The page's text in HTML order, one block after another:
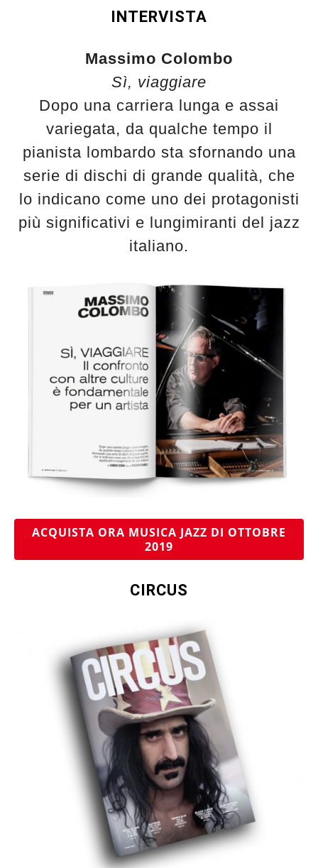
INTERVISTA
Massimo Colombo
Sì, viaggiare
Dopo una carriera lunga e assai
variegata, da qualche tempo il
pianista lombardo sta sfornando una
serie di dischi di grande qualità, che
lo indicano come uno dei protagonisti
più significativi e lungimiranti del jazz
italiano.
ACQUISTA ORA MUSICA JAZZ DI OTTOBRE
2019
CIRCUS